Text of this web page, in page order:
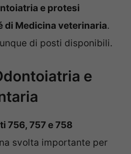
e protesi
di Medicina veterinaria.
di posti disponibili.
e
756, 757 e 758
svolta importante per